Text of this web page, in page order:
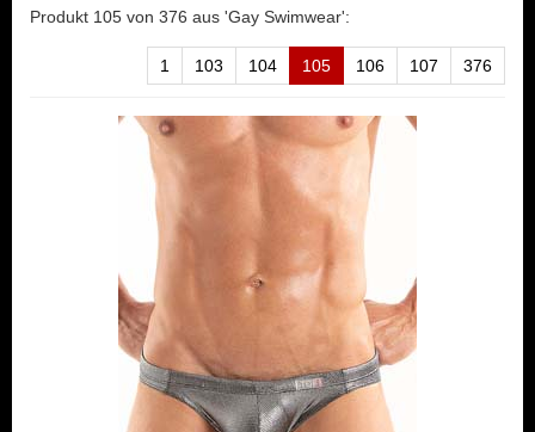
Produkt 105 von 376 aus 'Gay Swimwear':
1 103 104 105 106 107 376